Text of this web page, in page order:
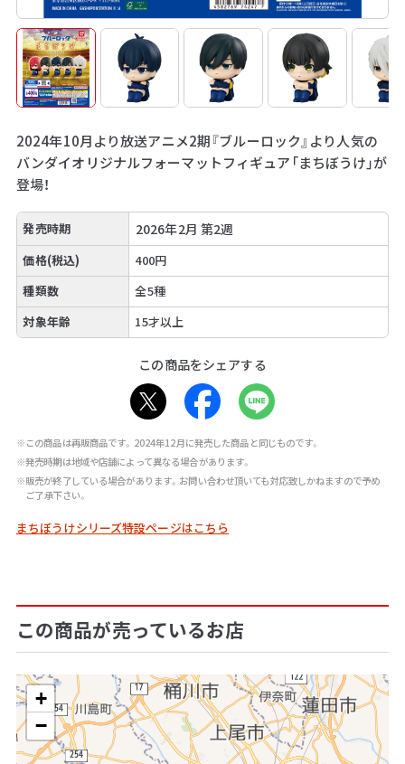
2024年10月より放送アニメ2期『ブルーロック』より人気の
バンダイオリジナルフォーマットフィギュア「まちぼうけ」が
登場！
発売時期 2026年2月 第2週
価格(税込)
400円
種類数
全5種
対象年齢
15才以上
この商品をシェアする
※この商品は再販商品です。2024年12月に発売した商品と同じものです。
※発売時期は地域や店舗によって異なる場合があります。
※販売が終了している場合があります。お問い合わせ頂いても対応致しかねますので予め
ご了承下さい。
まちぼうけシリーズ特設ページはこちら
この商品が売っているお店
+
−